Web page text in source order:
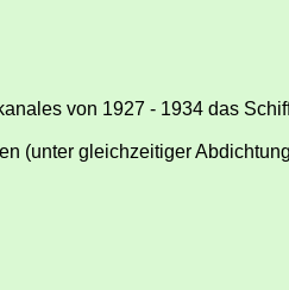
von 1927 - 1934 das
(unter gleichzeitiger